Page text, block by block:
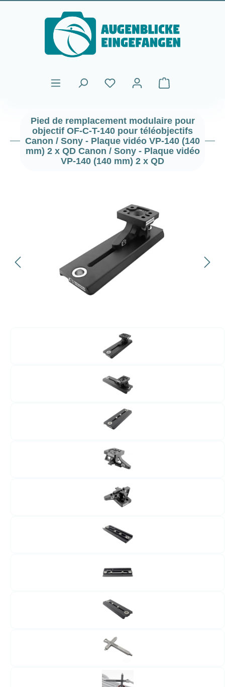
Passer au contenu principal
Le panier
Pied de remplacement modulaire pour
objectif OF-C-T-140 pour téléobjectifs
Canon / Sony - Plaque vidéo VP-140 (140
mm) 2 x QD Canon / Sony - Plaque vidéo
VP-140 (140 mm) 2 x QD